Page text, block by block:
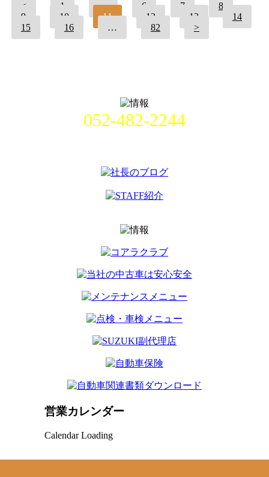
< 1 … 6 7
8
9
10 11 12 13
14
15
16 … 82 >
052-482-2244
営業カレンダー
Calendar Loading